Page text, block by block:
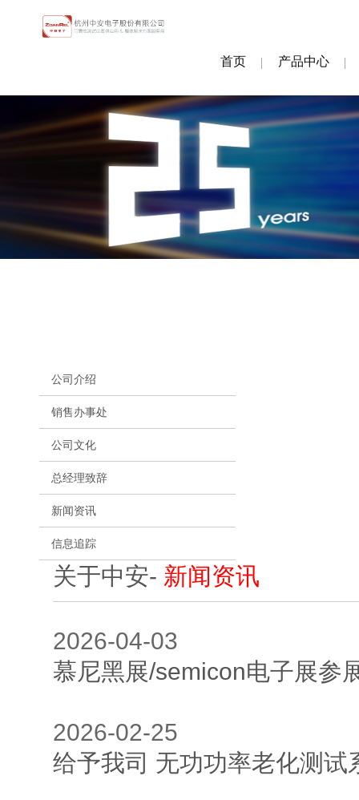
首页 产品中心
公司介绍
销售办事处
公司文化
总经理致辞
新闻资讯
信息追踪
关于中安- 新闻资讯
2026-04-
慕尼黑展/semicon电子展参
2026-02-
给予我司 无功功率老化测试